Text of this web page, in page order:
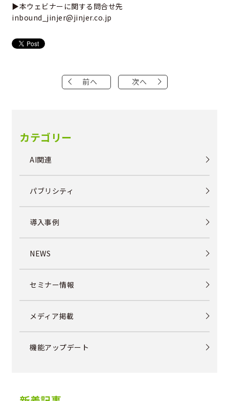
▶本ウェビナーに関する問合せ先
inbound_jinjer@jinjer.co.jp
前へ 次へ
カテゴリー
AI関連
パブリシティ
導入事例
NEWS
セミナー情報
メディア掲載
機能アップデート